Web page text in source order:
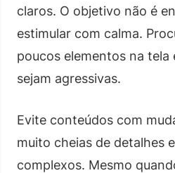
claros. O objetivo não é
estimular com calma.
poucos elementos na tela
sejam agressivas.
Evite conteúdos com
muito cheias de detalhes
complexos. Mesmo